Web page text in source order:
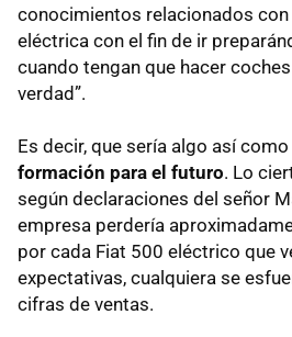
conocimientos relacionados
eléctrica con el fin de ir
cuando tengan que hacer
verdad”.
Es decir, que sería algo así como
formación para el futuro. Lo
según declaraciones del señor
empresa perdería
por cada Fiat 500 eléctrico que
expectativas, cualquiera se
cifras de ventas.